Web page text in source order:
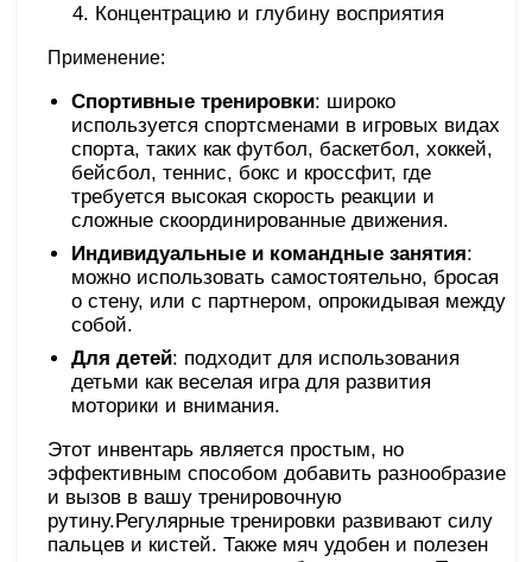
Концентрацию и глубину восприятия
Применение:
Спортивные тренировки: широко
используется спортсменами в игровых видах
спорта, таких как футбол, баскетбол, хоккей,
бейсбол, теннис, бокс и кроссфит, где
требуется высокая скорость реакции и
сложные скоординированные движения.
Индивидуальные и командные занятия:
можно использовать самостоятельно, бросая
о стену, или с партнером, опрокидывая между
собой.
Для детей: подходит для использования
детьми как веселая игра для развития
моторики и внимания.
Этот инвентарь является простым, но
эффективным способом добавить разнообразие
и вызов в вашу тренировочную
рутину.Регулярные тренировки развивают силу
пальцев и кистей. Также мяч удобен и полезен